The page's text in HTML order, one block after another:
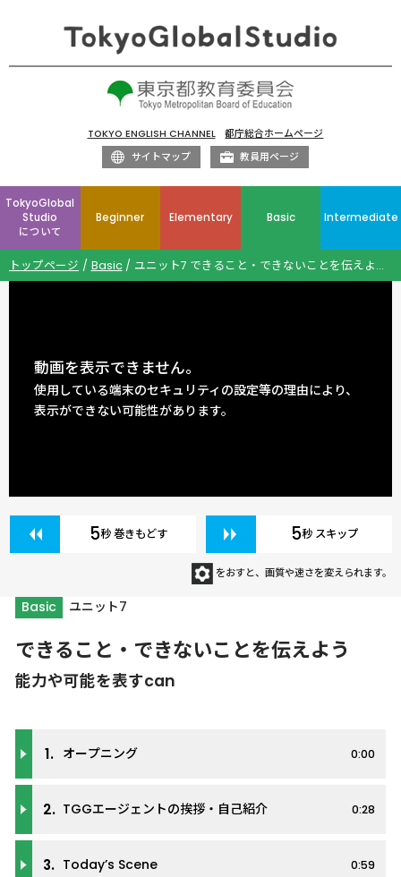
TOKYO ENGLISH CHANNEL
都庁総合ホームページ
サイトマップ
教員用ページ
TokyoGlobal
Studio
について
Beginner Elementary Basic Intermediate
トップページ Basic ユニット7 できること・できないことを伝えよう 能力や可能を表すcan
Basic ユニット7
できること・できないことを伝えよう
能力や可能を表すcan
1. オープニング 0:00
2. TGGエージェントの挨拶・自己紹介 0:28
3. Today’s Scene 0:59
動画を表示できません。
使用している端末のセキュリティの設定等の理由により、
表示ができない可能性があります。
5秒 巻きもどす 5秒 スキップ
をおすと、画質や速さを変えられます。